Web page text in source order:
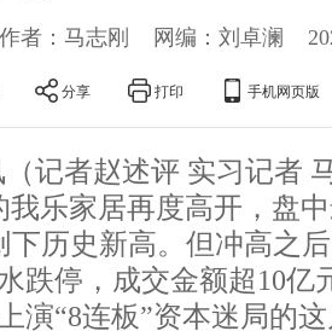
作者：马志刚 网编：刘卓澜
分享 打印 手机网页版
（记者赵述评 实习记者
我乐家居再度高开，盘
下历史新高。但冲高之
跌停，成交金额超10亿
演“8连板”资本迷局的